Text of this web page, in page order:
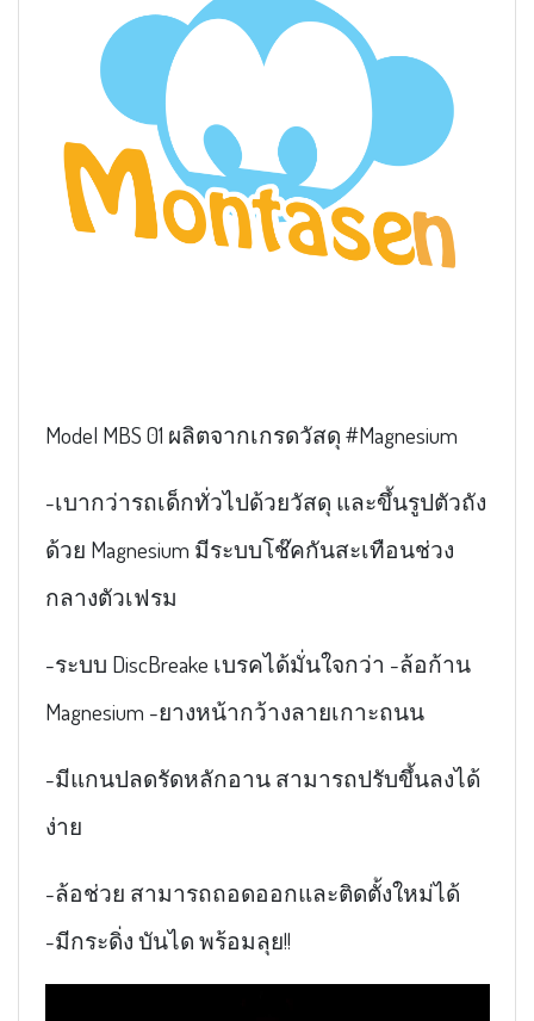
Model MBS 01 ผลิตจากเกรดวัสดุ #Magnesium
-เบากว่ารถเด็กทั่วไปด้วยวัสดุ และขึ้นรูปตัวถัง
ด้วย Magnesium มีระบบโช๊คกันสะเทือนช่วง
กลางตัวเฟรม
-ระบบ DiscBreake เบรคได้มั่นใจกว่า -ล้อก้าน
Magnesium -ยางหน้ากว้างลายเกาะถนน
-มีแกนปลดรัดหลักอาน สามารถปรับขึ้นลงได้
ง่าย
-ล้อช่วย สามารถถอดออกและติดตั้งใหม่ได้
-มีกระดิ่ง บันได พร้อมลุย!!